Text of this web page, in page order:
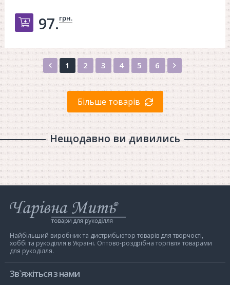
Добавить в корзину
97.грн.
Назад
1 2 3 4 5 6 Вперед
Більше товарів
Нещодавно ви дивились
Інтернет-
магазин
Мить
Найбільший виробник та дистрибьютор товарів для творчості,
хоббі та рукоділля в Україні. Оптово-роздрібна торгівля товарами
для рукоділля.
Зв`яжіться з нами